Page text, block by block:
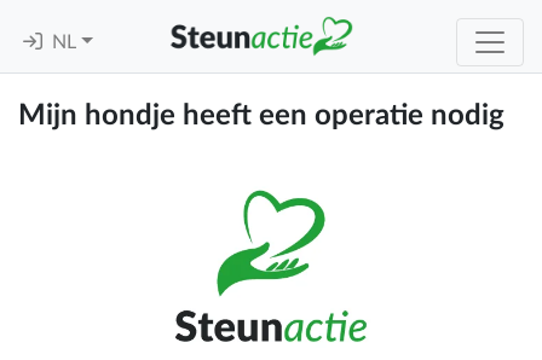
NL
Mijn hondje heeft een operatie nodig